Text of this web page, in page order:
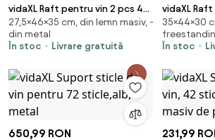
vidaXL Raft pentru vin 2 pcs 46
x 35 x 27,5 cm Lemn Solid de
Acacia
27,5×46×35 cm, din lemn masiv, -
din metal
În stoc
Livrare gratuită
vidaXL
x 30 x 35
solid
35×44×30
În stoc
650,99 RON 231,99